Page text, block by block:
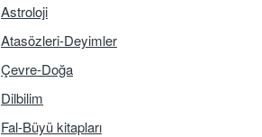
Astroloji
Atasözleri-Deyimler
Çevre-Doğa
Dilbilim
Fal-Büyü kitapları